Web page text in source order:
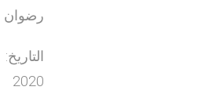
رضوان
التاريخ:
2020